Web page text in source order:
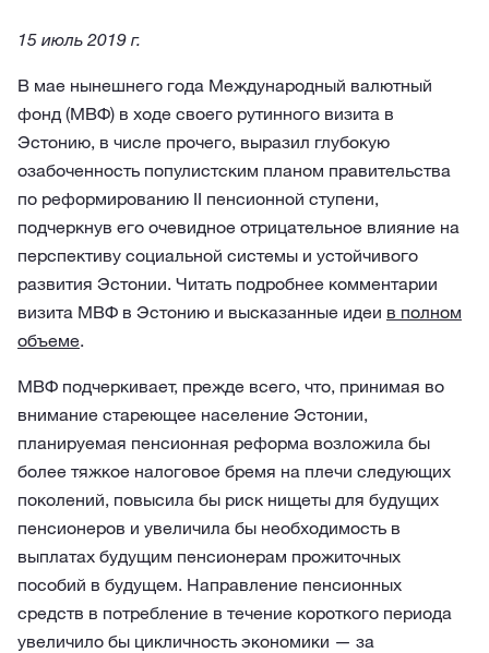
15 июль 2019 г.
В мае нынешнего года Международный валютный
фонд (МВФ) в ходе своего рутинного визита в
Эстонию, в числе прочего, выразил глубокую
озабоченность популистским планом правительства
по реформированию II пенсионной ступени,
подчеркнув его очевидное отрицательное влияние на
перспективу социальной системы и устойчивого
развития Эстонии. Читать подробнее комментарии
визита МВФ в Эстонию и высказанные идеи в полном
объеме.
МВФ подчеркивает, прежде всего, что, принимая во
внимание стареющее население Эстонии,
планируемая пенсионная реформа возложила бы
более тяжкое налоговое бремя на плечи следующих
поколений, повысила бы риск нищеты для будущих
пенсионеров и увеличила бы необходимость в
выплатах будущим пенсионерам прожиточных
пособий в будущем. Направление пенсионных
средств в потребление в течение короткого периода
увеличило бы цикличность экономики — за